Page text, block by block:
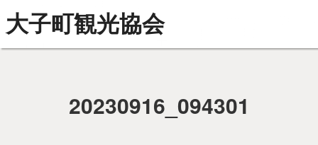
大子町観光協会
20230916_094301